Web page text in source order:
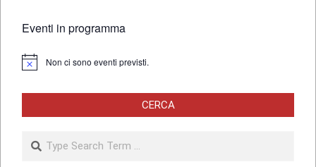
Eventi in programma
Notice Non ci sono eventi previsti.
CERCA
Search